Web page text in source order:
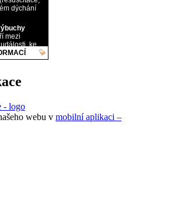
webu v mobilní aplikaci –